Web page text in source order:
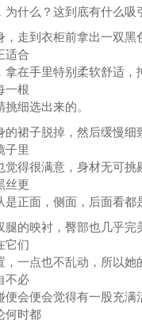
为什么？这到底有什么吸
走到衣柜前拿出一双黑
适合
拿在手里特别柔软舒适，
一根
细选出来的。
裙子脱掉，然后缓慢细
子里
觉得很满意，身材无可挑
丝更
是正面，侧面，后面看都
的映衬，臀部也几乎完
它们
，一点也不乱动，所以她
不必
便会便会觉得有一股充满
何时都